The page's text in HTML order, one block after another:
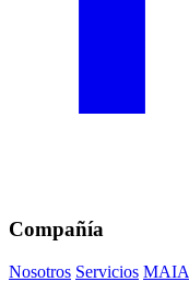
Compañía
Nosotros Servicios MAIA